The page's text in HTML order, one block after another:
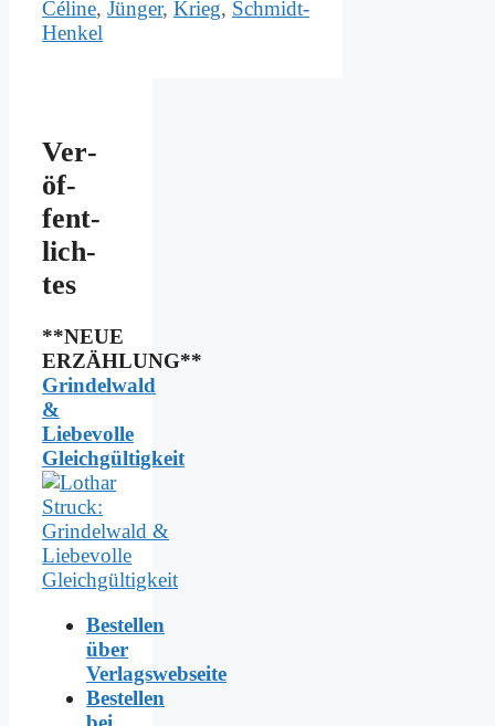
Céline, Jünger, Krieg, Schmidt-
Henkel
Ver­
öf­
fent­
lich­
tes
**NEUE
ERZÄHLUNG**
Grindelwald
&
Liebevolle
Gleichgültigkeit
Bestellen
über
Verlagswebseite
Bestellen